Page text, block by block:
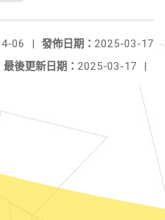
發佈日期： 2025-03-17
06
|
最後更新日期： 2025-03-17 |